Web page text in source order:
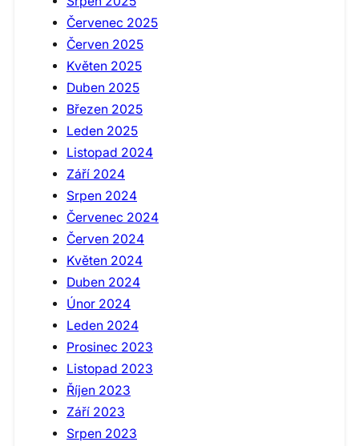
Červenec 2025
Červen 2025
Květen 2025
Duben 2025
Březen 2025
Leden 2025
Listopad 2024
Září 2024
Srpen 2024
Červenec 2024
Červen 2024
Květen 2024
Duben 2024
Únor 2024
Leden 2024
Prosinec 2023
Listopad 2023
Říjen 2023
Září 2023
Srpen 2023